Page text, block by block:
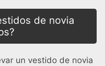
de novia
un vestido de novia